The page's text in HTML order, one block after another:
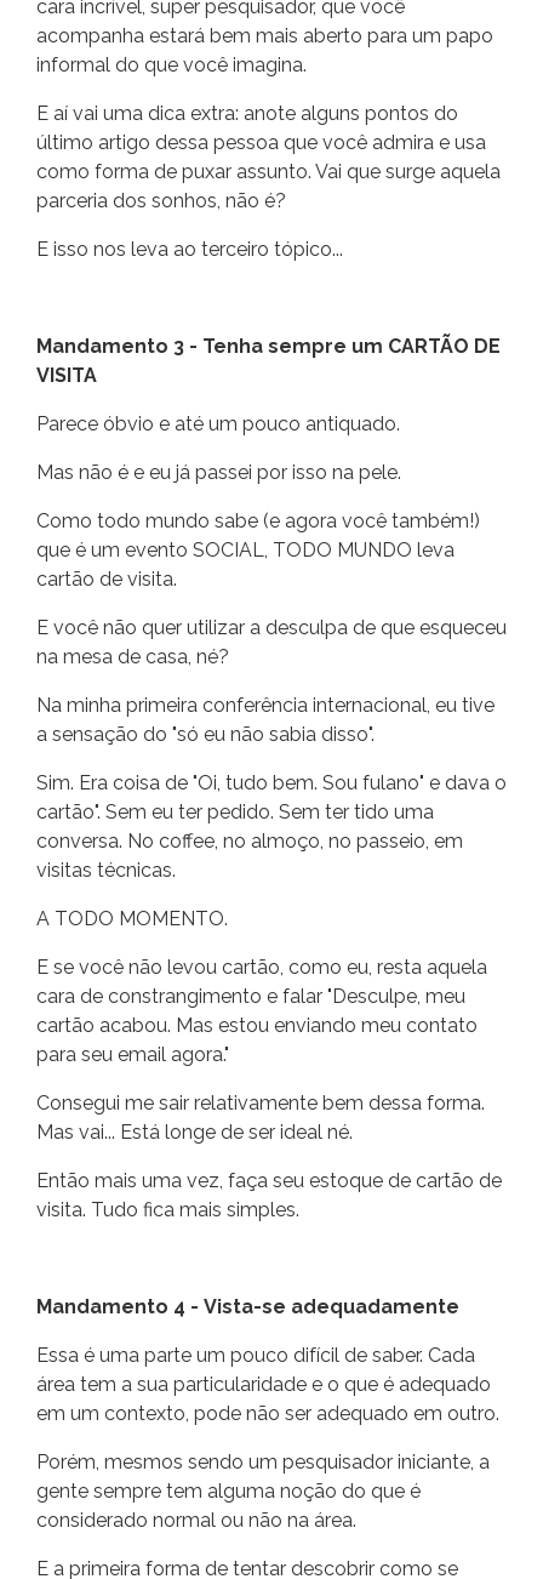
cara incrível, super pesquisador, que você
acompanha estará bem mais aberto para um papo
informal do que você imagina.
E aí vai uma dica extra: anote alguns pontos do
último artigo dessa pessoa que você admira e usa
como forma de puxar assunto. Vai que surge aquela
parceria dos sonhos, não é?
E isso nos leva ao terceiro tópico...
Mandamento 3 - Tenha sempre um CARTÃO DE
VISITA
Parece óbvio e até um pouco antiquado.
Mas não é e eu já passei por isso na pele.
Como todo mundo sabe (e agora você também!)
que é um evento SOCIAL, TODO MUNDO leva
cartão de visita.
E você não quer utilizar a desculpa de que esqueceu
na mesa de casa, né?
Na minha primeira conferência internacional, eu tive
a sensação do "só eu não sabia disso".
Sim. Era coisa de "Oi, tudo bem. Sou fulano" e dava o
cartão". Sem eu ter pedido. Sem ter tido uma
conversa. No coffee, no almoço, no passeio, em
visitas técnicas.
A TODO MOMENTO.
E se você não levou cartão, como eu, resta aquela
cara de constrangimento e falar "Desculpe, meu
cartão acabou. Mas estou enviando meu contato
para seu email agora."
Consegui me sair relativamente bem dessa forma.
Mas vai... Está longe de ser ideal né.
Então mais uma vez, faça seu estoque de cartão de
visita. Tudo fica mais simples.
Mandamento 4 - Vista-se adequadamente
Essa é uma parte um pouco difícil de saber. Cada
área tem a sua particularidade e o que é adequado
em um contexto, pode não ser adequado em outro.
Porém, mesmos sendo um pesquisador iniciante, a
gente sempre tem alguma noção do que é
considerado normal ou não na área.
E a primeira forma de tentar descobrir como se